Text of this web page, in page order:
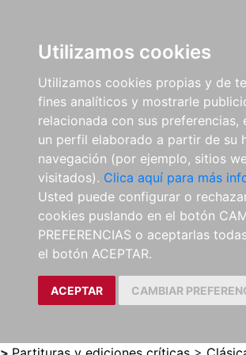
Utilizamos cookies
Utilizamos cookies propias y de
fines analíticos y mostrarle
relacionada con sus preferencias,
un perfil elaborado a partir de su
navegación (por ejemplo, sitios
visitados). Clica aquí para más
Usted puede configurar o
cookies puslando en el botón
PREFERENCIAS o aceptarlas
el botón ACEPTAR.
ACEPTAR CAMBIAR